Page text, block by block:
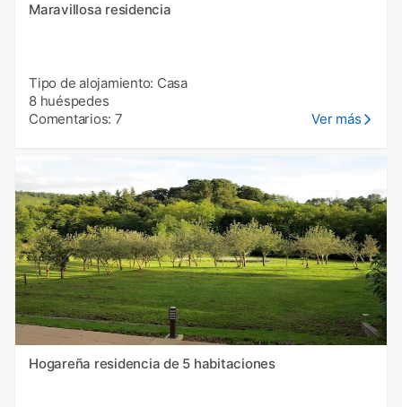
Maravillosa residencia
Tipo de alojamiento: Casa
8 huéspedes
Comentarios: 7
Ver más
Hogareña residencia de 5 habitaciones